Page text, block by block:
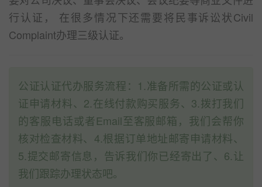
行认证， 在很多情况下还需要将民事诉讼状Civil
Complaint办理三级认证。
公证认证代办服务流程：1.准备所需的公证或认
证申请材料、2.在线付款购买服务、3.拨打我们
的客服电话或者Email至客服邮箱，我们会帮你
核对检查材料、4.根据订单地址邮寄申请材料、
5.提交邮寄信息，告诉我们你已经寄出了、6.让
我们跟踪办理状态吧。